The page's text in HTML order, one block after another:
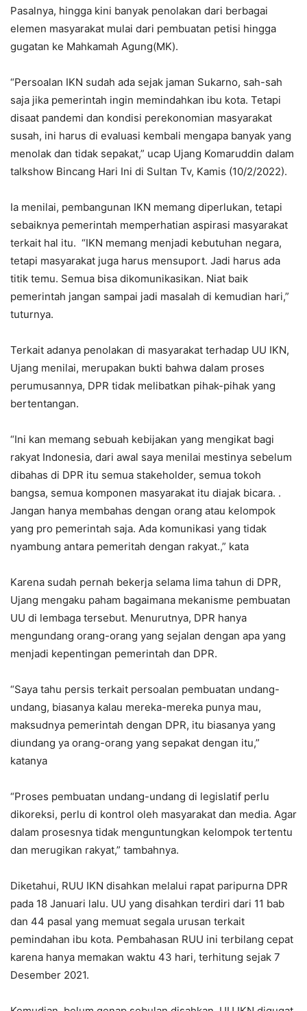
Pasalnya, hingga kini banyak penolakan dari berbagai
elemen masyarakat mulai dari pembuatan petisi hingga
gugatan ke Mahkamah Agung(MK).
“Persoalan IKN sudah ada sejak jaman Sukarno, sah-sah
saja jika pemerintah ingin memindahkan ibu kota. Tetapi
disaat pandemi dan kondisi perekonomian masyarakat
susah, ini harus di evaluasi kembali mengapa banyak yang
menolak dan tidak sepakat,” ucap Ujang Komaruddin dalam
talkshow Bincang Hari Ini di Sultan Tv, Kamis (10/2/2022).
Ia menilai, pembangunan IKN memang diperlukan, tetapi
sebaiknya pemerintah memperhatian aspirasi masyarakat
terkait hal itu. “IKN memang menjadi kebutuhan negara,
tetapi masyarakat juga harus mensuport. Jadi harus ada
titik temu. Semua bisa dikomunikasikan. Niat baik
pemerintah jangan sampai jadi masalah di kemudian hari,”
tuturnya.
Terkait adanya penolakan di masyarakat terhadap UU IKN,
Ujang menilai, merupakan bukti bahwa dalam proses
perumusannya, DPR tidak melibatkan pihak-pihak yang
bertentangan.
“Ini kan memang sebuah kebijakan yang mengikat bagi
rakyat Indonesia, dari awal saya menilai mestinya sebelum
dibahas di DPR itu semua stakeholder, semua tokoh
bangsa, semua komponen masyarakat itu diajak bicara. .
Jangan hanya membahas dengan orang atau kelompok
yang pro pemerintah saja. Ada komunikasi yang tidak
nyambung antara pemeritah dengan rakyat.,” kata
Karena sudah pernah bekerja selama lima tahun di DPR,
Ujang mengaku paham bagaimana mekanisme pembuatan
UU di lembaga tersebut. Menurutnya, DPR hanya
mengundang orang-orang yang sejalan dengan apa yang
menjadi kepentingan pemerintah dan DPR.
“Saya tahu persis terkait persoalan pembuatan undang-
undang, biasanya kalau mereka-mereka punya mau,
maksudnya pemerintah dengan DPR, itu biasanya yang
diundang ya orang-orang yang sepakat dengan itu,”
katanya
“Proses pembuatan undang-undang di legislatif perlu
dikoreksi, perlu di kontrol oleh masyarakat dan media. Agar
dalam prosesnya tidak menguntungkan kelompok tertentu
dan merugikan rakyat,” tambahnya.
Diketahui, RUU IKN disahkan melalui rapat paripurna DPR
pada 18 Januari lalu. UU yang disahkan terdiri dari 11 bab
dan 44 pasal yang memuat segala urusan terkait
pemindahan ibu kota. Pembahasan RUU ini terbilang cepat
karena hanya memakan waktu 43 hari, terhitung sejak 7
Desember 2021.